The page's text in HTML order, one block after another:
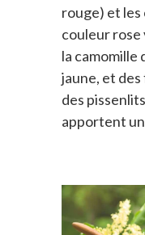
rouge) et
couleur rose
la camomille
jaune, et
des
apportent